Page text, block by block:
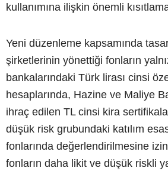
kullanımına ilişkin önemli
Yeni düzenleme kapsamında
şirketlerinin yönettiği fonların
bankalarındaki Türk lirası cinsi
hesaplarında, Hazine ve Maliye
ihraç edilen TL cinsi kira
düşük risk grubundaki katılım
fonlarında değerlendirilmesine
fonların daha likit ve düşük riskli